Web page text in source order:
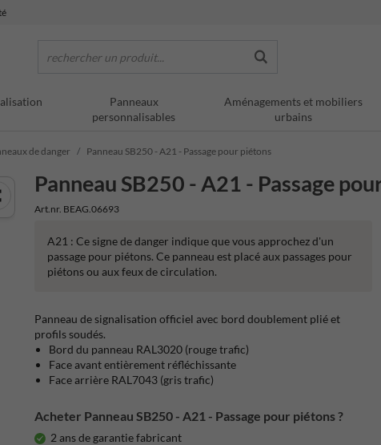
rechercher un produit...
Panneaux
personnalisables
Aménagements et mobiliers
urbains
de danger Panneau SB250 - A21 - Passage pour piétons
Panneau SB250 - A21 - Passage
Art.nr. BEAG.06693
A21 : Ce signe de danger indique que vous approchez d'un
passage pour piétons. Ce panneau est placé aux passages pour
piétons ou aux feux de circulation.
Panneau de signalisation officiel avec bord doublement plié et
profils soudés.
Bord du panneau RAL3020 (rouge trafic)
Face avant entièrement réfléchissante
Face arrière RAL7043 (gris trafic)
Acheter Panneau SB250 - A21 - Passage pour piétons ?
2 ans de garantie fabricant